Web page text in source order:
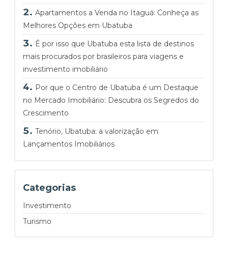
Apartamentos a Venda no Itaguá: Conheça as
Melhores Opções em Ubatuba
É por isso que Ubatuba esta lista de destinos
mais procurados por brasileiros para viagens e
investimento imobiliário
Por que o Centro de Ubatuba é um Destaque
no Mercado Imobiliário: Descubra os Segredos do
Crescimento
Tenório, Ubatuba: a valorização em
Lançamentos Imobiliários
Categorias
Investimento
Turismo